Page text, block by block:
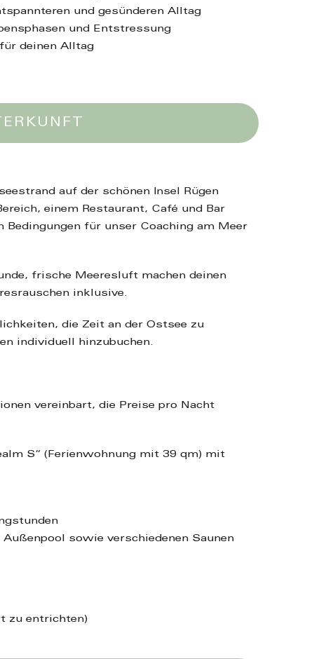
und gesünderen Alltag
und Entstressung
deinen Alltag
auf der schönen Insel Rügen
einem Restaurant, Café und Bar
für unser Coaching am Meer
frische Meeresluft machen deinen
inklusive.
die Zeit an der Ostsee zu
individuell hinzubuchen.
vereinbart, die Preise pro Nacht
S“ (Ferienwohnung mit 39 qm) mit
sowie verschiedenen Saunen
zu entrichten)